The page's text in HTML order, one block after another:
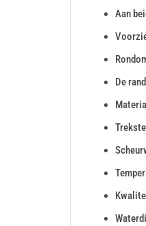
Aan
De